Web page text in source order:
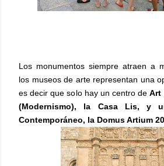
Los monumentos siempre atraen a
los museos de arte representan una
es decir que solo hay un centro deArt
(Modernismo), la Casa Lis, y
Contemporáneo, la Domus Artium